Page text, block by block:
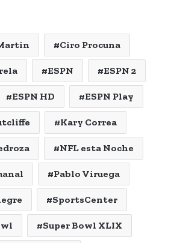
Ciro Procuna
ESPN ESPN 2
ESPN HD ESPN Play
Kary Correa
NFL esta Noche
Pablo Viruega
SportsCenter
Super Bowl XLIX